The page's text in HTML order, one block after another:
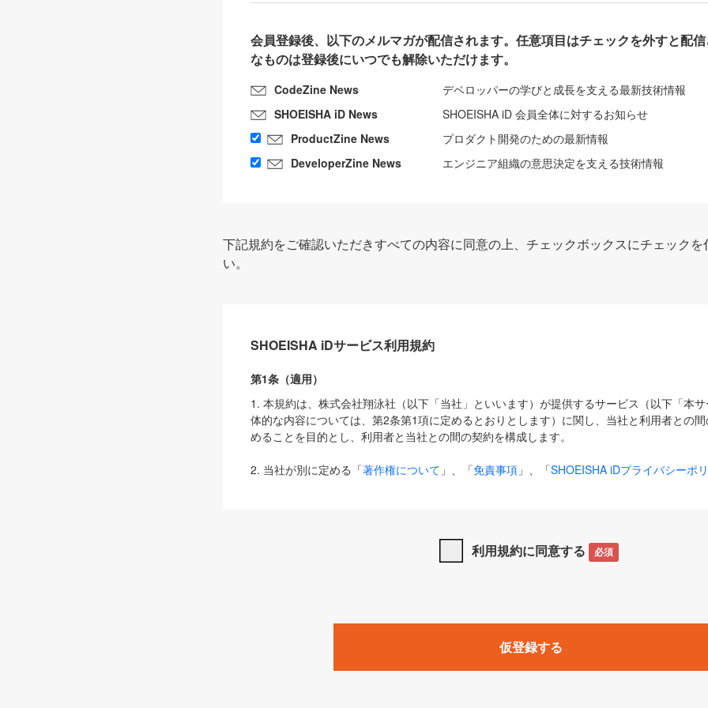
会員登録後、以下のメルマガが配信されます。任意項目はチェックを外すと配
なものは登録後にいつでも解除いただけます。
CodeZine News
デベロッパーの学びと成長を支える最新技術情報
SHOEISHA iD News
SHOEISHA iD 会員全体に対するお知らせ
ProductZine News
プロダクト開発のための最新情報
DeveloperZine News
エンジニア組織の意思決定を支える技術情報
下記規約をご確認いただきすべての内容に同意の上、チェックボックスにチェック
い。
SHOEISHA iDサービス利用規約
第1条（適用）
1. 本規約は、株式会社翔泳社（以下「当社」といいます）が提供するサービス（以下「本
体的な内容については、第2条第1項に定めるとおりとします）に関し、当社と利用者との
めることを目的とし、利用者と当社との間の契約を構成します。
2. 当社が別に定める「著作権について 」、「免責事項 」、「SHOEISHA iDプライバシーポ
は、本規約の規定が優先して適用されるものとします。
1. 「本サービス」とは、当社が提供する以下のサービス（名称や内容が変更された場合、
みます）及びこれらサービスに関連して当社が実施するイベントやキャンペーンをいいます
「SEBook」「SEShop」「CodeZine」「MarkeZine」「EnterpriseZine」「ECzine」「
利用規約に同意する 必須
仮登録する